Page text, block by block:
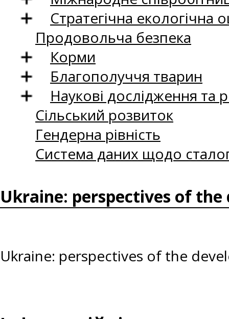
Стратегічна екологічна
Продовольча безпека
Корми
Благополуччя тварин
Наукові дослідження та
Сільський розвиток
Гендерна рівність
Система даних щодо
Ukraine: perspectives of the
Ukraine: perspectives of the